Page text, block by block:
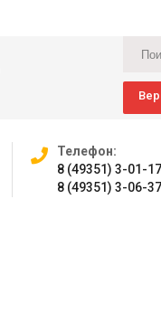
Телефон:
8 (49351) 3-01-17
8 (49351) 3-06-37